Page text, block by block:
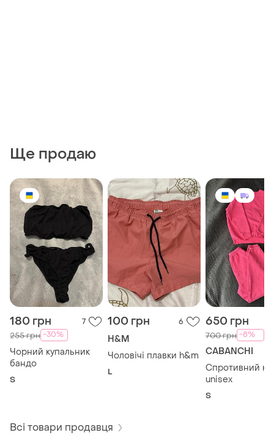
Ще продаю
180 грн 7
255 грн -30%
Чорний купальник
бандо
S
100 грн 6
H&M
Чоловічі плавки h&m
L
650 грн
700 грн -8%
CABANCHI
Спротивний
unisex
S
Всі товари продавця